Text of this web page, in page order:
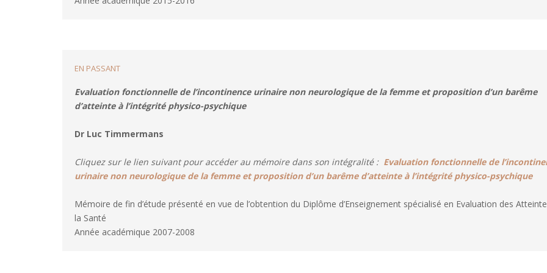
FORMAT
EN PASSANT
Evaluation fonctionnelle de l’incontinence urinaire non neurologique de la femme et proposition d’un barême
d’atteinte à l’intégrité physico-psychique
Dr Luc Timmermans
Cliquez sur le lien suivant pour accéder au mémoire dans son intégralité : Evaluation fonctionnelle de
urinaire non neurologique de la femme et proposition d’un barême d’atteinte à l’intégrité physico-psychique
Mémoire de fin d’étude présenté en vue de l’obtention du Diplôme d’Enseignement spécialisé en Evaluation des
la Santé
Année académique 2007-2008